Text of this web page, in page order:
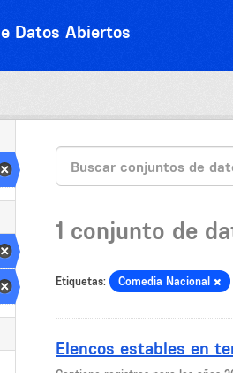
Datos Abiertos
1 conjunto de
Etiquetas: Comedia Nacional
Elencos estables en